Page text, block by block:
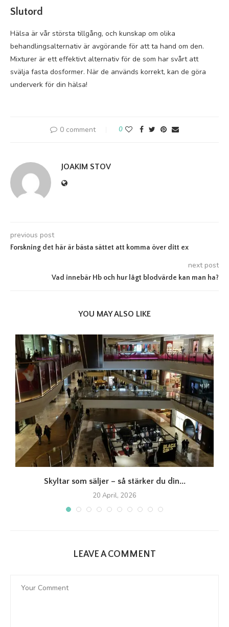
Slutord
Hälsa är vår största tillgång, och kunskap om olika
behandlingsalternativ är avgörande för att ta hand om den.
Mixturer är ett effektivt alternativ för de som har svårt att
svälja fasta dosformer. När de används korrekt, kan de göra
underverk för din hälsa!
0 comment 0
JOAKIM STOV
previous post
Forskning det här är bästa sättet att komma över ditt ex
next post
Vad innebär Hb och hur lågt blodvärde kan man ha?
YOU MAY ALSO LIKE
Skyltar som säljer – så stärker du din...
20 April, 2026
LEAVE A COMMENT